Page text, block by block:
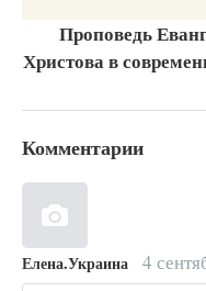
Проповедь
Христова в
Комментарии
Елена.Украина 4